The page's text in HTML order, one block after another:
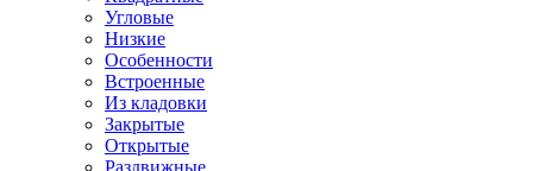
Угловые
Низкие
Особенности
Встроенные
Из кладовки
Закрытые
Открытые
Раздвижные